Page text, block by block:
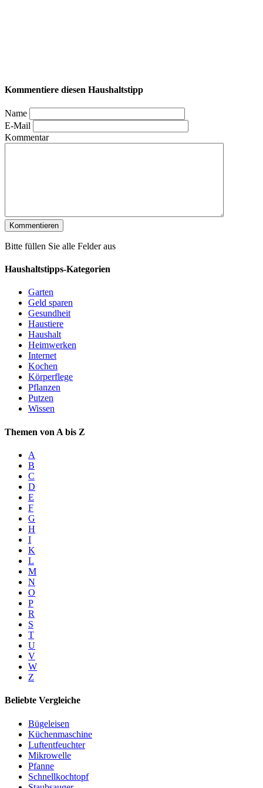
Kommentiere diesen Haushaltstipp
Name
E-Mail
Kommentar
Bitte füllen Sie alle Felder aus
Haushaltstipps-Kategorien
Garten
Geld sparen
Gesundheit
Haustiere
Haushalt
Heimwerken
Internet
Kochen
Körperflege
Pflanzen
Putzen
Wissen
Themen von A bis Z
A
B
C
D
E
F
G
H
I
K
L
M
N
O
P
R
S
T
U
V
W
Z
Beliebte Vergleiche
Bügeleisen
Küchenmaschine
Luftentfeuchter
Mikrowelle
Pfanne
Schnellkochtopf